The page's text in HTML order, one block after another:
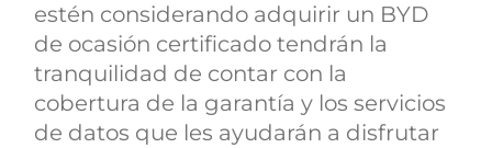
estén considerando adquirir un BYD
de ocasión certificado tendrán la
tranquilidad de contar con la
cobertura de la garantía y los servicios
de datos que les ayudarán a disfrutar